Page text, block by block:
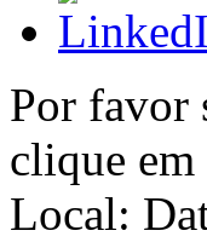
Por favor
clique
Local: